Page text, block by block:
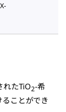
れたTiO2-希
ことができ